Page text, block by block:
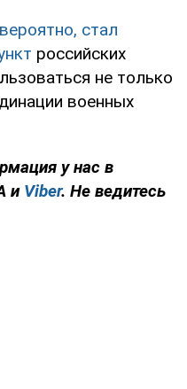
стал
российских
не только
военных
у нас в
и Viber. Не ведитесь